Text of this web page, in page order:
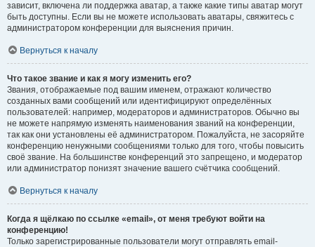
зависит, включена ли поддержка аватар, а также какие типы аватар могут
быть доступны. Если вы не можете использовать аватары, свяжитесь с
администратором конференции для выяснения причин.
Вернуться к началу
Что такое звание и как я могу изменить его?
Звания, отображаемые под вашим именем, отражают количество
созданных вами сообщений или идентифицируют определённых
пользователей: например, модераторов и администраторов. Обычно вы
не можете напрямую изменять наименования званий на конференции,
так как они установлены её администратором. Пожалуйста, не засоряйте
конференцию ненужными сообщениями только для того, чтобы повысить
своё звание. На большинстве конференций это запрещено, и модератор
или администратор понизят значение вашего счётчика сообщений.
Вернуться к началу
Когда я щёлкаю по ссылке «email», от меня требуют войти на
конференцию!
Только зарегистрированные пользователи могут отправлять email-